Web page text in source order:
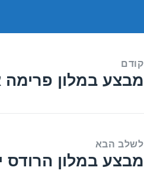
קודם
הפוסט
מבצע במלון פרימה
לשלב הבא
הפוסט
מבצע במלון הרודס ים